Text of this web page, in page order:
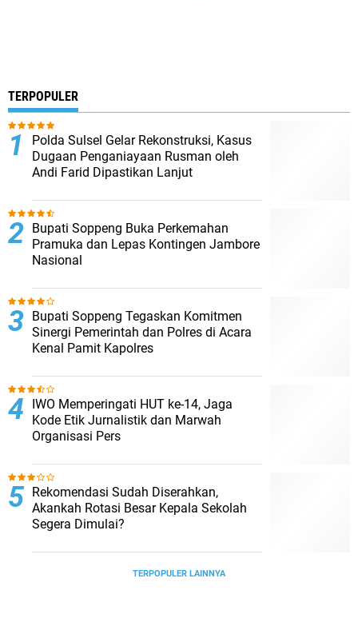
TERPOPULER
Polda Sulsel Gelar Rekonstruksi, Kasus
Dugaan Penganiayaan Rusman oleh
Andi Farid Dipastikan Lanjut
Bupati Soppeng Buka Perkemahan
Pramuka dan Lepas Kontingen Jambore
Nasional
Bupati Soppeng Tegaskan Komitmen
Sinergi Pemerintah dan Polres di Acara
Kenal Pamit Kapolres
IWO Memperingati HUT ke-14, Jaga
Kode Etik Jurnalistik dan Marwah
Organisasi Pers
Rekomendasi Sudah Diserahkan,
Akankah Rotasi Besar Kepala Sekolah
Segera Dimulai?
TERPOPULER LAINNYA